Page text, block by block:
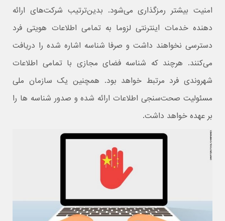
امنیت بیشتر رمزگذاری می‌شود. بدین‌ترتیب شرکت‌های ارائه
‌دهنده خدمات اینترنتی لزوما به تمامی اطلاعات هویتی فرد
دسترسی نخواهند داشت و صرفا شناسه اشاره شده را دریافت
می‌کنند. هرچند که شناسه فضای مجازی با تمامی اطلاعات
شهروندی فرد مرتبط خواهد بود. همچنین یک سازمان ملی
مسئولیت صحت‌سنجی اطلاعات ارائه شده و صدور شناسه‌ ها را
بر عهده خواهد داشت.